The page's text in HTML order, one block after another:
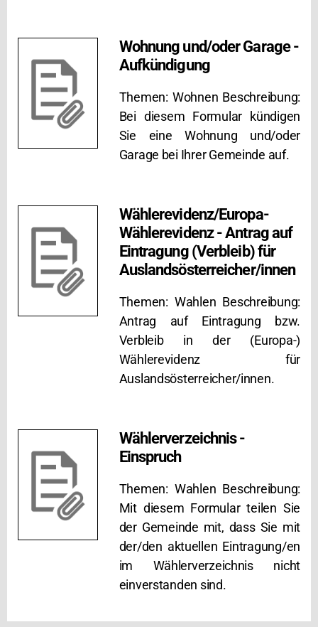
Wohnung und/oder Garage -
Aufkündigung
Themen: Wohnen Beschreibung:
Bei diesem Formular kündigen
Sie eine Wohnung und/oder
Garage bei Ihrer Gemeinde auf.
Wählerevidenz/Europa-
Wählerevidenz - Antrag auf
Eintragung (Verbleib) für
Auslandsösterreicher/innen
Themen: Wahlen Beschreibung:
Antrag auf Eintragung bzw.
Verbleib in der (Europa-)
Wählerevidenz für
Auslandsösterreicher/innen.
Wählerverzeichnis -
Einspruch
Themen: Wahlen Beschreibung:
Mit diesem Formular teilen Sie
der Gemeinde mit, dass Sie mit
der/den aktuellen Eintragung/en
im Wählerverzeichnis nicht
einverstanden sind.